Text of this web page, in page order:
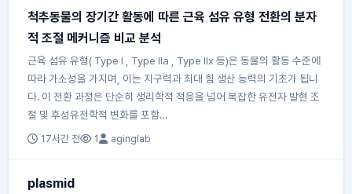
척추동물의 장기간 활동에 따른 근육 섬유 유형 전환의 분자
적 조절 메커니즘 비교 분석
근육 섬유 유형( Type I , Type IIa , Type IIx 등)은 동물의 활동 수준에
따라 가소성을 가지며, 이는 지구력과 최대 힘 생산 능력의 기초가 됩니
다. 이 전환 과정은 단순히 생리학적 적응을 넘어 복잡한 유전자 발현 조
절 및 후성유전학적 변화를 포함…
17시간 전 1 aginglab
plasmid